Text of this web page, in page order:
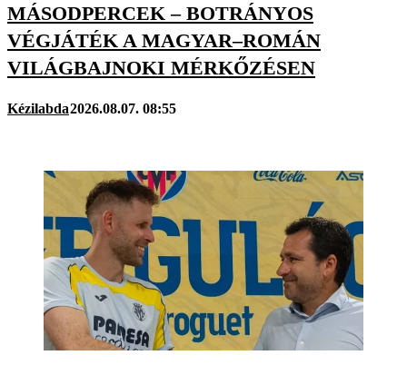
MÁSODPERCEK – BOTRÁNYOS
VÉGJÁTÉK A MAGYAR–ROMÁN
VILÁGBAJNOKI MÉRKŐZÉSEN
Kézilabda2026.08.07. 08:55